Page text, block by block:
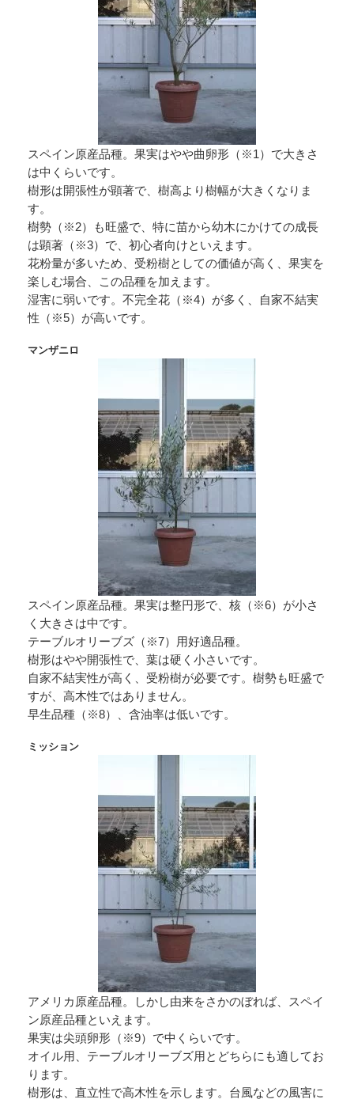
スペイン原産品種。果実はやや曲卵形（※1）で大きさ
は中くらいです。
樹形は開張性が顕著で、樹高より樹幅が大きくなりま
す。
樹勢（※2）も旺盛で、特に苗から幼木にかけての成長
は顕著（※3）で、初心者向けといえます。
花粉量が多いため、受粉樹としての価値が高く、果実を
楽しむ場合、この品種を加えます。
湿害に弱いです。不完全花（※4）が多く、自家不結実
性（※5）が高いです。
マンザニロ
スペイン原産品種。果実は整円形で、核（※6）が小さ
く大きさは中です。
テーブルオリーブズ（※7）用好適品種。
樹形はやや開張性で、葉は硬く小さいです。
自家不結実性が高く、受粉樹が必要です。樹勢も旺盛で
すが、高木性ではありません。
早生品種（※8）、含油率は低いです。
ミッション
アメリカ原産品種。しかし由来をさかのぼれば、スペイ
ン原産品種といえます。
果実は尖頭卵形（※9）で中くらいです。
オイル用、テーブルオリーブズ用とどちらにも適してお
ります。
樹形は、直立性で高木性を示します。台風などの風害に